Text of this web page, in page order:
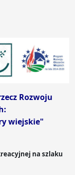
Rozwoju
wiejskie"
na szlaku